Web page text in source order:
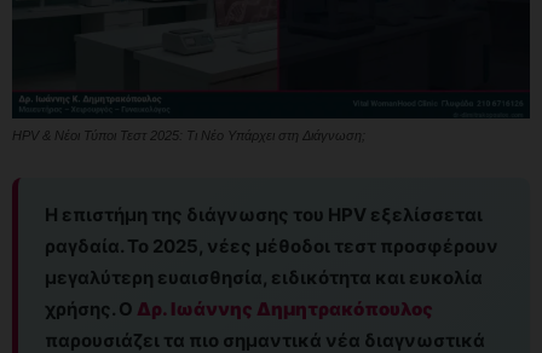
HPV & Νέοι Τύποι Τεστ 2025: Τι Νέο Υπάρχει στη Διάγνωση;
Η επιστήμη της διάγνωσης του HPV εξελίσσεται
ραγδαία. Το 2025, νέες μέθοδοι τεστ προσφέρουν
μεγαλύτερη ευαισθησία, ειδικότητα και ευκολία
χρήσης. Ο Δρ. Ιωάννης Δημητρακόπουλος
παρουσιάζει τα πιο σημαντικά νέα διαγνωστικά